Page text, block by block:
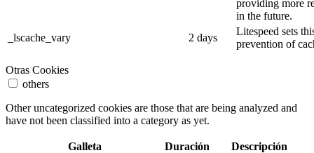
providing more
in the future.
_lscache_vary
2 days
Litespeed sets
prevention of
Otras Cookies
others
Other uncategorized cookies are those that are being analyzed and
have not been classified into a category as yet.
Galleta Duración Descripción